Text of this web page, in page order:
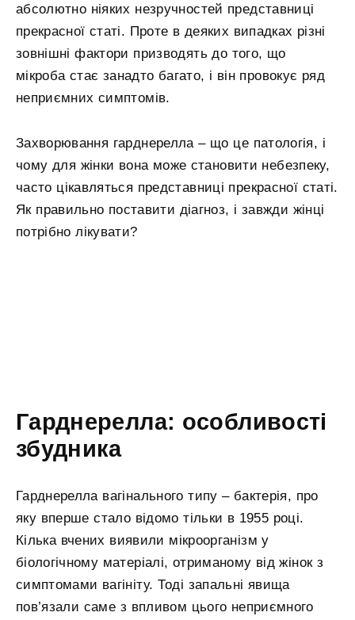
абсолютно ніяких незручностей представниці
прекрасної статі. Проте в деяких випадках різні
зовнішні фактори призводять до того, що
мікроба стає занадто багато, і він провокує ряд
неприємних симптомів.
Захворювання гарднерелла – що це патологія, і
чому для жінки вона може становити небезпеку,
часто цікавляться представниці прекрасної статі.
Як правильно поставити діагноз, і завжди жінці
потрібно лікувати?
Гарднерелла: особливості
збудника
Гарднерелла вагінального типу – бактерія, про
яку вперше стало відомо тільки в 1955 році.
Кілька вчених виявили мікроорганізм у
біологічному матеріалі, отриманому від жінок з
симптомами вагініту. Тоді запальні явища
пов’язали саме з впливом цього неприємного